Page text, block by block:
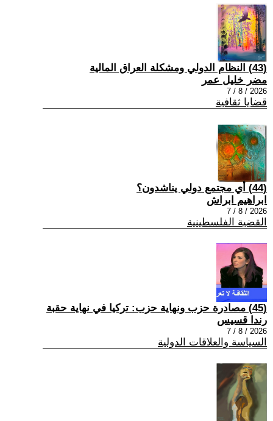
(43) النظام الدولي ومشكلة العراق المالية
مضر خليل عمر
2026 / 8 / 7
قضايا ثقافية
(44) أي مجتمع دولي يناشدون؟
ابراهيم ابراش
2026 / 8 / 7
القضية الفلسطينية
(45) مصادرة حزب ونهاية حزب: تركيا في نهاية حقبة
رندا قسيس
2026 / 8 / 7
السياسة والعلاقات الدولية